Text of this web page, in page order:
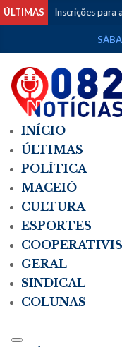
ÚLTIMASInscrições para a
INÍCIO
ÚLTIMAS
POLÍTICA
MACEIÓ
CULTURA
ESPORTES
GERAL
SINDICAL
COLUNAS